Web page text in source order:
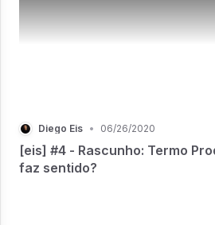
Diego Eis • 06/26/2020
[eis] #4 - Rascunho: Termo
faz sentido?